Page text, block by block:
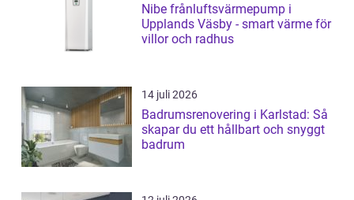
Nibe frånluftsvärmepump i
Upplands Väsby - smart värme för
villor och radhus
14 juli 2026
Badrumsrenovering i Karlstad: Så
skapar du ett hållbart och snyggt
badrum